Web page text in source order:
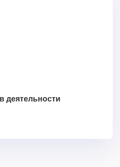
деятельности